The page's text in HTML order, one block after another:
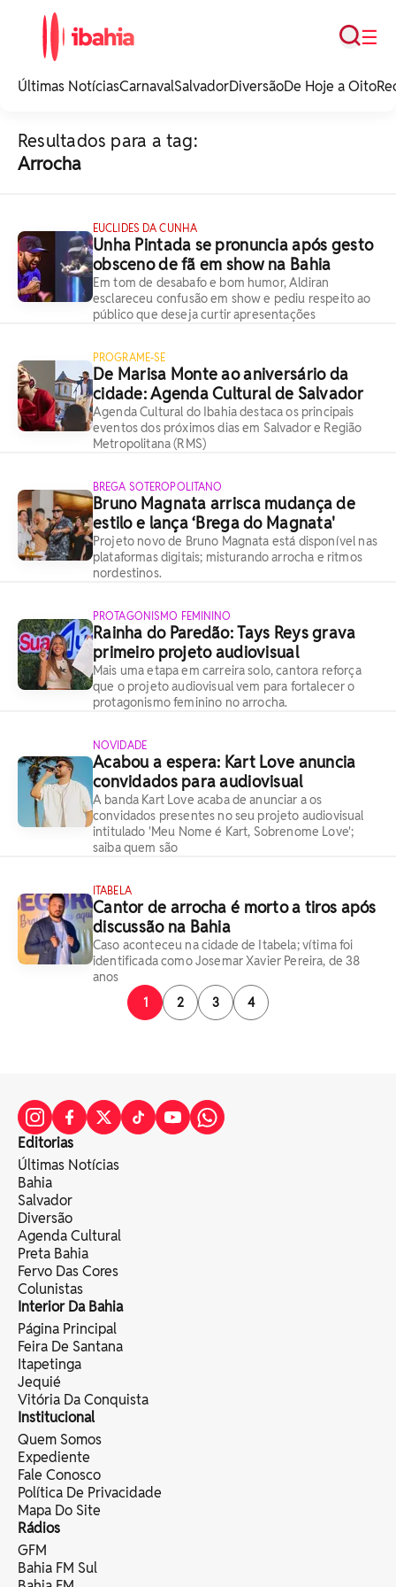
noticias e
☰
Busca
Últimas NotíciasCarnavalSalvadorDiversãoDe Hoje a Oito
Resultados para a tag:
Arrocha
EUCLIDES DA CUNHA
Unha Pintada se pronuncia após gesto
obsceno de fã em show na Bahia
Em tom de desabafo e bom humor, Aldiran
esclareceu confusão em show e pediu respeito ao
público que deseja curtir apresentações
PROGRAME-SE
De Marisa Monte ao aniversário da
cidade: Agenda Cultural de Salvador
Agenda Cultural do Ibahia destaca os principais
eventos dos próximos dias em Salvador e Região
Metropolitana (RMS)
BREGA SOTEROPOLITANO
Bruno Magnata arrisca mudança de
estilo e lança ‘Brega do Magnata'
Projeto novo de Bruno Magnata está disponível nas
plataformas digitais; misturando arrocha e ritmos
nordestinos.
PROTAGONISMO FEMININO
Rainha do Paredão: Tays Reys grava
primeiro projeto audiovisual
Mais uma etapa em carreira solo, cantora reforça
que o projeto audiovisual vem para fortalecer o
protagonismo feminino no arrocha.
NOVIDADE
Acabou a espera: Kart Love anuncia
convidados para audiovisual
A banda Kart Love acaba de anunciar a os
convidados presentes no seu projeto audiovisual
intitulado 'Meu Nome é Kart, Sobrenome Love';
saiba quem são
ITABELA
Cantor de arrocha é morto a tiros após
discussão na Bahia
Caso aconteceu na cidade de Itabela; vítima foi
identificada como Josemar Xavier Pereira, de 38
anos
1
2 3 4
Editorias
Últimas Notícias
Bahia
Salvador
Diversão
Agenda Cultural
Preta Bahia
Fervo Das Cores
Colunistas
Interior Da Bahia
Página Principal
Feira De Santana
Itapetinga
Jequié
Vitória Da Conquista
Institucional
Quem Somos
Expediente
Fale Conosco
Política De Privacidade
Mapa Do Site
Rádios
GFM
Bahia FM Sul